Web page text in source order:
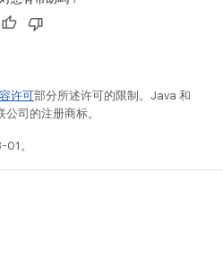
许可部分所述许可的限制。Java 和
司的注册商标。
。